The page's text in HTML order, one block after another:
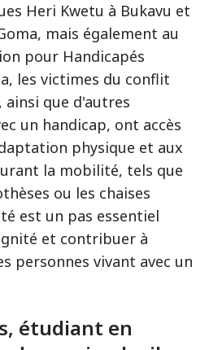
Heri Kwetu à Bukavu et
mais également au
pour Handicapés
les victimes du conflit
ainsi que d'autres
un handicap, ont accès
physique et aux
la mobilité, tels que
ou les chaises
est un pas essentiel
et contribuer à
personnes vivant avec un
étudiant en